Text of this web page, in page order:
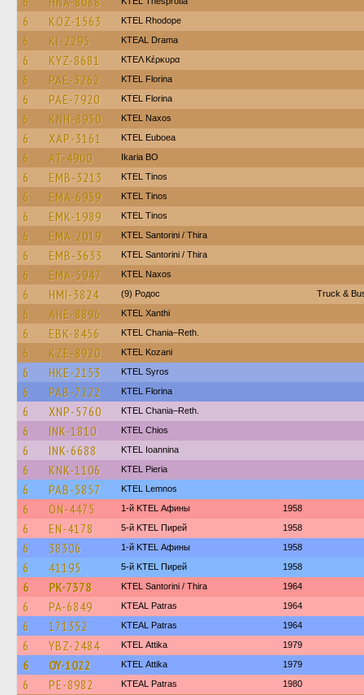
6 KOZ-1563 KTEL Rhodope
6 KI-2295 KTEAL Drama
6 KYZ-8681 ΚΤΕΛ Κέρκυρα
6 PAE-3262 KTEL Florina
6 PAE-7920 KTEL Florina
6 KNH-8950 KTEL Naxos
6 XAP-3161 ΚΤΕL Euboea
6 AT-4900 Ikaria BO
6 EMB-3213 KTEL Tinos
6 EMA-6959 KTEL Tinos
6 EMK-1989 KTEL Tinos
6 EMA-2019 KTEL Santorini / Thira
6 EMB-3633 KTEL Santorini / Thira
6 EMA-5947 KTEL Naxos
6 HMI-3824 (9) Родос Truck &
6 AHE-8896 KTEL Xanthi
6 EBK-8456 KTEL Chania–Reth.
6 KZE-8920 ΚΤΕL Kozani
6 HKE-2153 KTEL Syros
6 PAB-7222 KTEL Florina
6 XNP-5760 KTEL Chania–Reth.
6 INK-1810 KTEL Chios
6 INK-6688 KTEL Ioannina
6 KNK-1106 KTEL Pieria
6 PAB-5857 KTEL Lemnos
6 ON-4475 1-й KTEL Афины 1958
6 EN-4178 5-й KTEL Пирей 1958
6 38306 1-й KTEL Афины 1958
6 41195 5-й KTEL Пирей 1958
6 PK-7378 KTEL Santorini / Thira 1964
6 PA-6849 KTEAL Patras 1964
6 171352 KTEAL Patras 1964
6 YBZ-2484 KΤΕL Αttika 1979
6 OY-1022 KΤΕL Αttika 1979
6 PE-8982 KTEAL Patras 1980